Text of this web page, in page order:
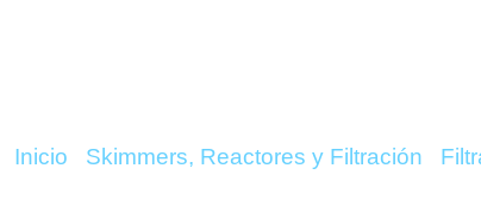
Inicio Skimmers, Reactores y Filtración